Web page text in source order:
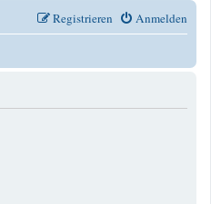
Anmelden
Registrieren